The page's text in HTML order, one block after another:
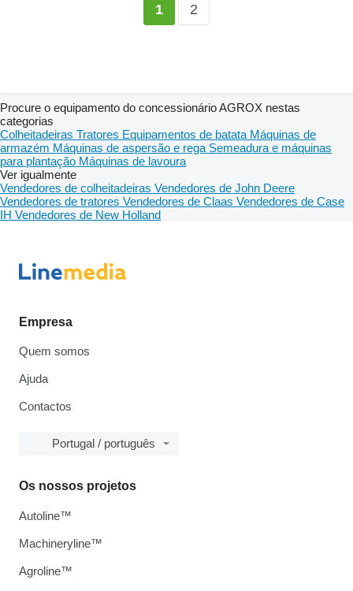
1 2
Procure o equipamento do concessionário AGROX nestas
categorias
Colheitadeiras Tratores Equipamentos de batata Máquinas de
armazém Máquinas de aspersão e rega Semeadura e máquinas
para plantação Máquinas de lavoura
Ver igualmente
Vendedores de colheitadeiras Vendedores de John Deere
Vendedores de tratores Vendedores de Claas Vendedores de Case
IH Vendedores de New Holland
Empresa
Quem somos
Ajuda
Contactos
Portugal / português
Os nossos projetos
Autoline™
Machineryline™
Agroline™